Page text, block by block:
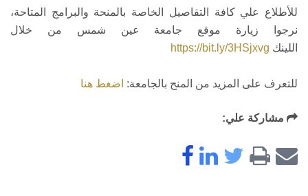
للأطلاع علي كافة التقاصيل الخاصة بالمنحة والبرامج المتاحة،
نرجوا زيارة موقع جامعة عين شمس من خلال
اللينك https://bit.ly/3HSjxvg
للتعرف على المزيد من المنح بالجامعة: اضغط هنا
مشاركة علي: